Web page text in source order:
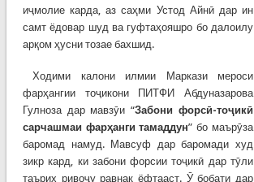
иҷмолие карда, аз саҳми Устод Айнӣ дар ин
самт ёдовар шуд ва гуфтаҳояшро бо далоилу
арқом ҳусни тозае бахшид.
Ходими калони илмии Маркази мероси
фарҳангии тоҷикони ПИТФИ Абдуназарова
Гулноза дар мавзӯи “Забони форсӣ-тоҷикӣ
сарчашмаи фарҳанги тамаддун” бо маърӯза
баромад намуд. Мавсуф дар баромади худ
зикр кард, ки забони форсии тоҷикӣ дар тӯли
таърих ривоҷу равнақ ёфтааст. Ӯ бобати дар